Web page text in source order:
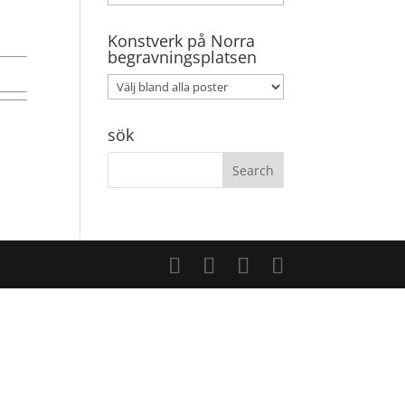
Konstverk på Norra
begravningsplatsen
sök